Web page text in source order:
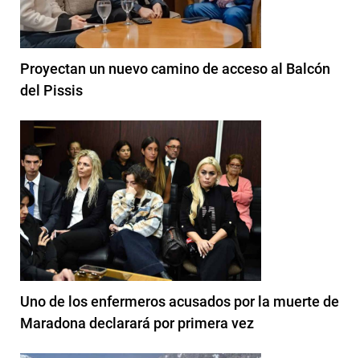
Proyectan un nuevo camino de acceso al Balcón
del Pissis
Uno de los enfermeros acusados por la muerte de
Maradona declarará por primera vez